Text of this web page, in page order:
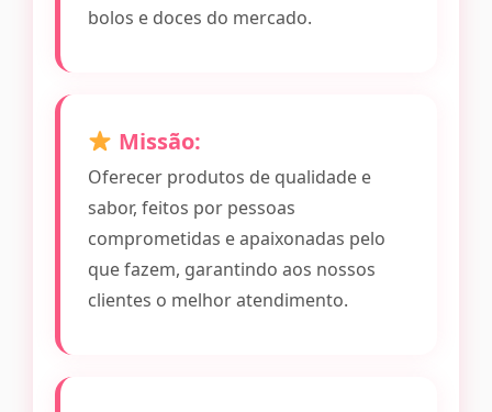
bolos e doces do mercado.
Missão:
Oferecer produtos de qualidade e
sabor, feitos por pessoas
comprometidas e apaixonadas pelo
que fazem, garantindo aos nossos
clientes o melhor atendimento.